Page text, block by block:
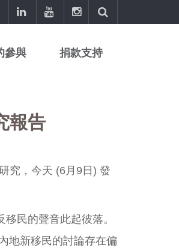
參與 捐款支持
報告
究，今天 (6月9日) 發
民的聲音此起彼落。
地新移民的討論存在偏